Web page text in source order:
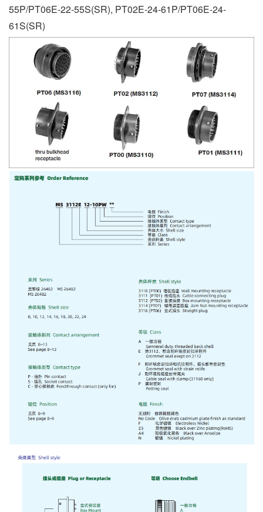
55P/PT06E-22-55S(SR), PT02E-24-61P/PT06E-24-
61S(SR)